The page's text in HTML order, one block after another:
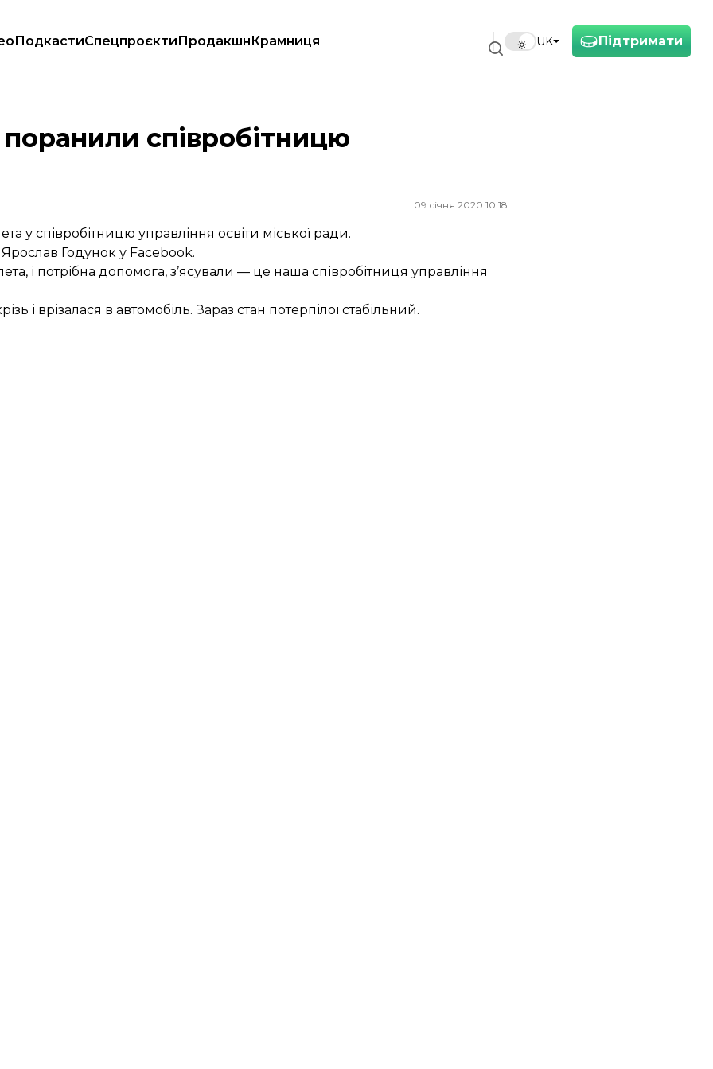
Підтримати
UK
ПодкастиСпецпроєктиПродакшнКрамниця
співробітницю
09 січня 2020 10:18
у співробітницю управління освіти міської ради.
Годунок у Facebook.
і потрібна допомога, з’ясували — це наша співробітниця управління
і врізалася в автомобіль. Зараз стан потерпілої стабільний.